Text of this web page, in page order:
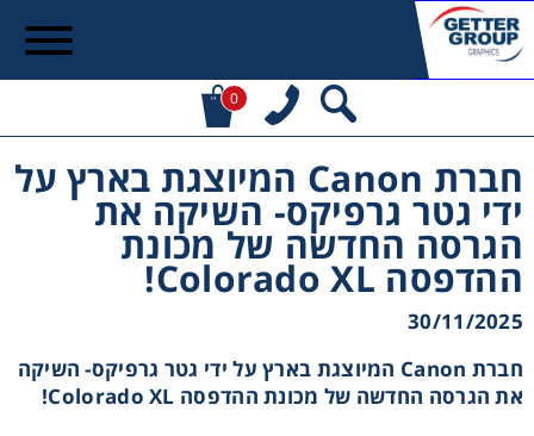
0
חברת Canon המיוצגת בארץ על
ידי גטר גרפיקס- השיקה את
הגרסה החדשה של מכונת
ההדפסה Colorado XL!
30/11/2025
חברת Canon המיוצגת בארץ על ידי גטר גרפיקס- השיקה
את הגרסה החדשה של מכונת ההדפסה Colorado XL!